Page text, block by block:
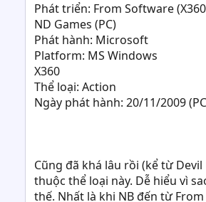
Phát triển: From Software
ND Games (PC)
Phát hành: Microsoft
Platform: MS Windows
X360
Thể loại: Action
Ngày phát hành: 20/11/2009
Cũng đã khá lâu rồi (kể từ
thuộc thể loại này. Dễ hiểu vì
thế. Nhất là khi NB đến từ